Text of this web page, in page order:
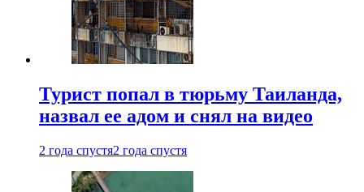
Турист попал в тюрьму Таиланда,
назвал ее адом и снял на видео
2 года спустя2 года спустя